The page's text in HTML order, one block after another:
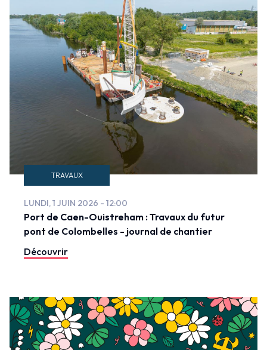
TRAVAUX
LUNDI, 1 JUIN 2026 - 12:00
Port de Caen-Ouistreham : Travaux du futur
pont de Colombelles - journal de chantier
Découvrir